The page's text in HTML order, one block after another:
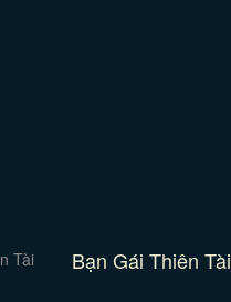
Bạn Gái Thiên Tài